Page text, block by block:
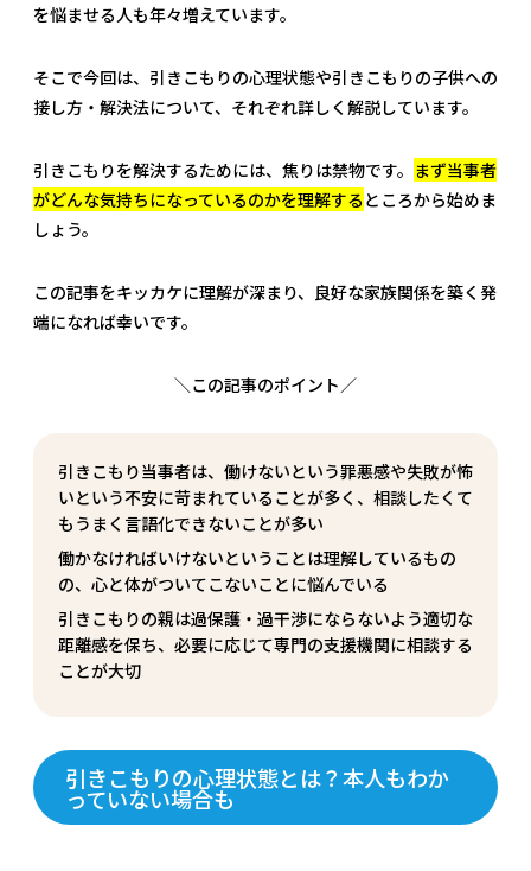
を悩ませる人も年々増えています。
そこで今回は、引きこもりの心理状態や引きこもりの子供への
接し方・解決法について、それぞれ詳しく解説しています。
引きこもりを解決するためには、焦りは禁物です。 まず当事者
がどんな気持ちになっているのかを理解する ところから始めま
しょう。
この記事をキッカケに理解が深まり、良好な家族関係を築く発
端になれば幸いです。
＼この記事のポイント／
引きこもり当事者は、働けないという罪悪感や失敗が怖
いという不安に苛まれていることが多く、相談したくて
もうまく言語化できないことが多い
働かなければいけないということは理解しているもの
の、心と体がついてこないことに悩んでいる
引きこもりの親は過保護・過干渉にならないよう適切な
距離感を保ち、必要に応じて専門の支援機関に相談する
ことが大切
引きこもりの心理状態とは？本人もわか
っていない場合も